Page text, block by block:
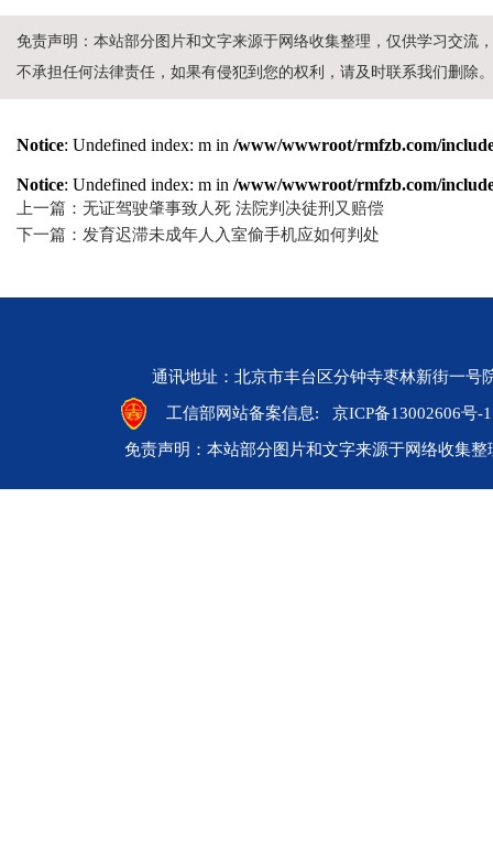
免责声明：本站部分图片和文字来源于网络收集整理，仅供学习交流
不承担任何法律责任，如果有侵犯到您的权利，请及时联系我们删除。
Notice: Undefined index: m in /www/wwwroot/rmfzb.com/
Notice: Undefined index: m in /www/wwwroot/rmfzb.com/
上一篇：无证驾驶肇事致人死 法院判决徒刑又赔偿
下一篇：发育迟滞未成年人入室偷手机应如何判处
通讯地址：北京市丰台区分钟寺枣林新街一
工信部网站备案信息: 京ICP备13002606号-1
免责声明：本站部分图片和文字来源于网络收集